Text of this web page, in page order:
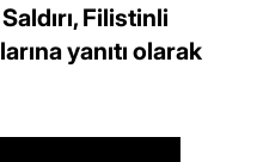
Filistinli
yanıtı olarak